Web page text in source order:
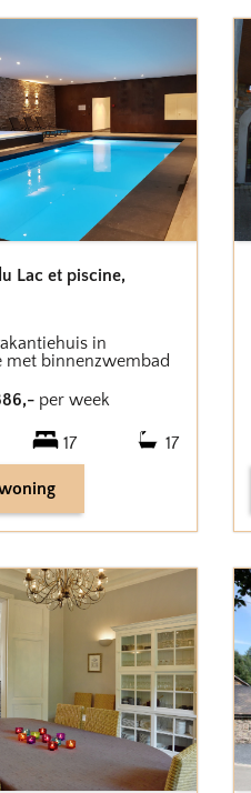
Lac et piscine,
in
met binnenzwembad
,- per week
17 17